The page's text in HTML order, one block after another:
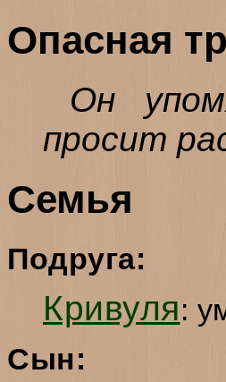
Опасная
Он
просит
Семья
Подруга:
Кривуля:
Сын: